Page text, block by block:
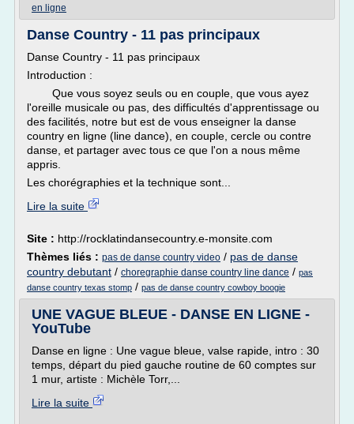
en ligne
Danse Country - 11 pas principaux
Danse Country - 11 pas principaux
Introduction :
Que vous soyez seuls ou en couple, que vous ayez
l'oreille musicale ou pas, des difficultés d'apprentissage ou
des facilités, notre but est de vous enseigner la danse
country en ligne (line dance), en couple, cercle ou contre
danse, et partager avec tous ce que l'on a nous même
appris.
Les chorégraphies et la technique sont...
Lire la suite
Site : http://rocklatindansecountry.e-monsite.com
Thèmes liés : pas de danse country video / pas de danse
country debutant / choregraphie danse country line dance / pas
danse country texas stomp / pas de danse country cowboy boogie
UNE VAGUE BLEUE - DANSE EN LIGNE -
YouTube
Danse en ligne : Une vague bleue, valse rapide, intro : 30
temps, départ du pied gauche routine de 60 comptes sur
1 mur, artiste : Michèle Torr,...
Lire la suite